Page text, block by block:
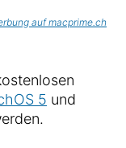
auf macprime.ch
5 und